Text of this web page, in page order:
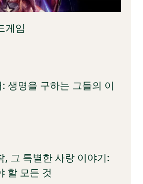
게임
생명을 구하는 그들의 이
, 그 특별한 사랑 이야기:
할 모든 것